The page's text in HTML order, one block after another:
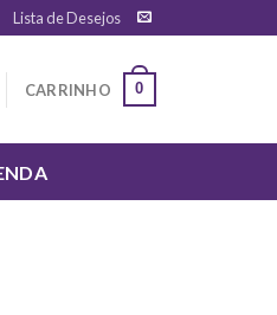
Lista de Desejos
CARRINHO 0